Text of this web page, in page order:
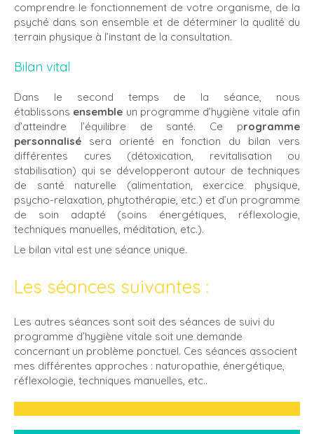
comprendre le fonctionnement de votre organisme, de la
psyché dans son ensemble et de déterminer la qualité du
terrain physique à l’instant de la consultation.
Bilan vital
Dans le second temps de la séance, nous
établissons ensemble un programme d’hygiène vitale afin
d’atteindre l’équilibre de santé. Ce programme
personnalisé sera orienté en fonction du bilan vers
différentes cures (détoxication, revitalisation ou
stabilisation) qui se développeront autour de techniques
de santé naturelle (alimentation, exercice physique,
psycho-relaxation, phytothérapie, etc.) et d’un programme
de soin adapté (soins énergétiques, réflexologie,
techniques manuelles, méditation, etc.).
Le bilan vital est une séance unique.
Les séances suivantes :
Les autres séances sont soit des séances de suivi du
programme d’hygiène vitale soit une demande
concernant un problème ponctuel. Ces séances associent
mes différentes approches : naturopathie, énergétique,
réflexologie, techniques manuelles, etc..